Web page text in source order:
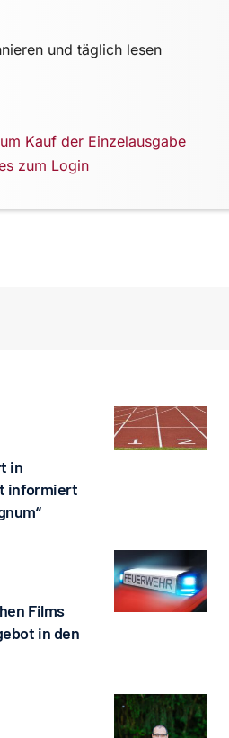
und täglich lesen
Kauf der Einzelausgabe
zum Login
in
informiert
Films
in den